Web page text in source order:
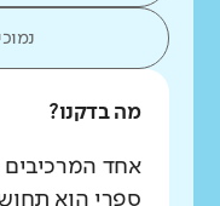
מה בדקנו?
אחד המרכיבים
ספרי הוא